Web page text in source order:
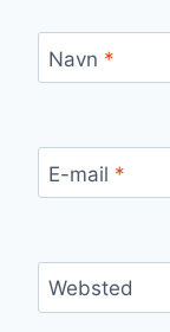
Navn *
E-mail *
Websted